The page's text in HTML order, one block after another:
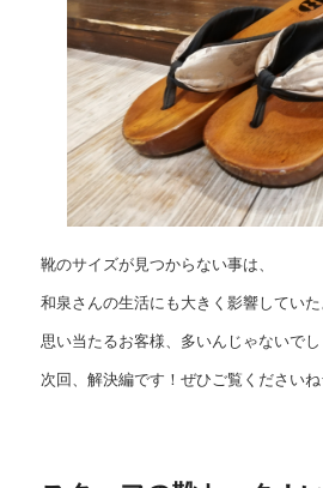
靴のサイズが見つからない事は、
和泉さんの生活にも大きく影響してい
思い当たるお客様、多いんじゃないでし
次回、解決編です！ぜひご覧ください